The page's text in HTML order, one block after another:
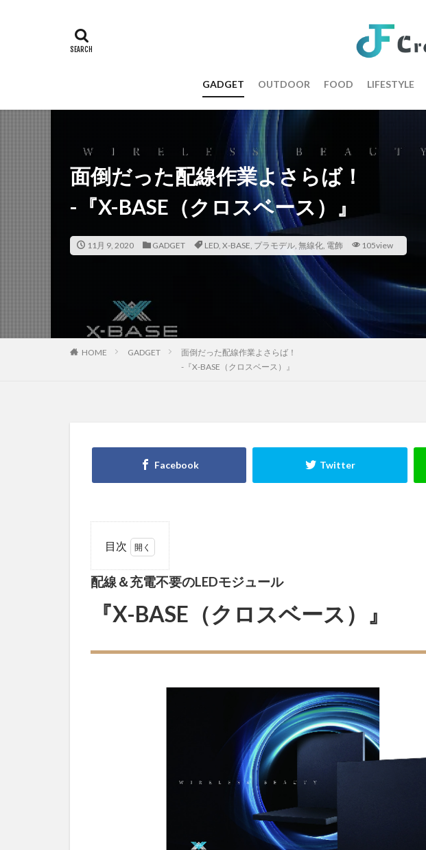
GADGET OUTDOOR FOOD LIFESTYLE
面倒だった配線作業よさらば！
-『X-BASE（クロスベース）』
11月 9, 2020 GADGET LED, X-BASE, プラモデル, 無線化, 電飾 105view
HOME GADGET
面倒だった配線作業よさらば！
-『X-BASE（クロスベース）』
目次
＆充電不
モジュー
ル『X-
ロスベー
配線＆充電不要のLEDモジュール
『X-BASE（クロスベース）』